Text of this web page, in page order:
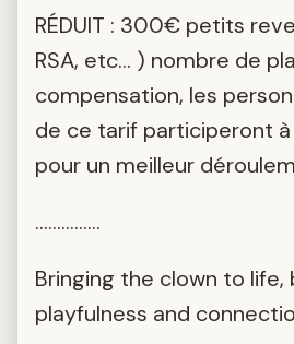
RÉDUIT : 300€ petits
RSA, etc… ) nombre de
compensation, les
de ce tarif participeront
pour un meilleur
...............
Bringing the clown to life,
playfulness and